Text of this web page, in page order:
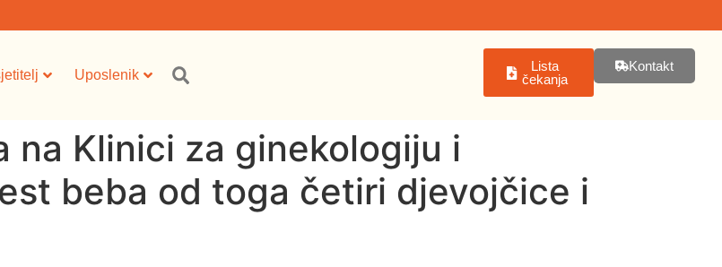
Uposlenik
Lista
čekanja
Kontakt
na Klinici za ginekologiju i
beba od toga četiri djevojčice i